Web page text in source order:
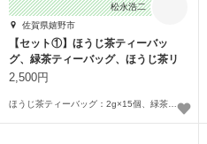
松永浩二
佐賀県嬉野市
【セット①】ほうじ茶ティーバッ
グ、緑茶ティーバッグ、ほうじ茶リ
ーフ
2,500円